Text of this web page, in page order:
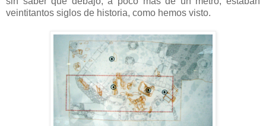
veintitantos siglos de historia, como hemos visto.